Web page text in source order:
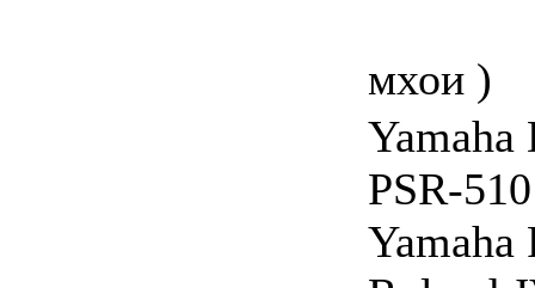
мхои )
Yamaha
PSR-510
Yamaha